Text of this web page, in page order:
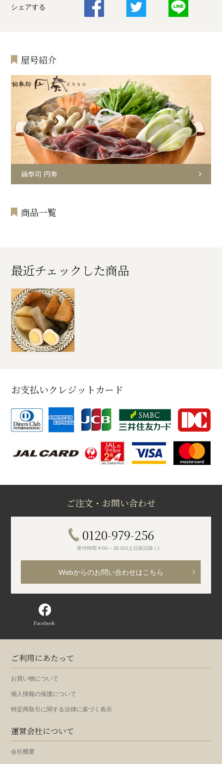
シェアする
屋号紹介
鍋奉司 円奏
商品一覧
最近チェックした商品
お支払いクレジットカード
ご注文・お問い合わせ
0120-979-256
受付時間 9:00～18:00(土日祝日除く)
Webからのお問い合わせはこちら
Facebook
ご利用にあたって
お買い物について
個人情報の保護について
特定商取引に関する法律に基づく表示
運営会社について
会社概要